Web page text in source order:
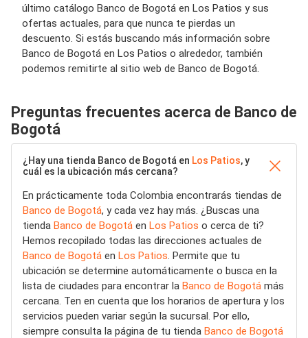
último catálogo Banco de Bogotá en Los Patios y sus
ofertas actuales, para que nunca te pierdas un
descuento. Si estás buscando más información sobre
Banco de Bogotá en Los Patios o alrededor, también
podemos remitirte al sitio web de Banco de Bogotá.
Preguntas frecuentes acerca de Banco de
Bogotá
¿Hay una tienda Banco de Bogotá en Los Patios, y
cuál es la ubicación más cercana?
En prácticamente toda Colombia encontrarás tiendas de
Banco de Bogotá, y cada vez hay más. ¿Buscas una
tienda Banco de Bogotá en Los Patios o cerca de ti?
Hemos recopilado todas las direcciones actuales de
Banco de Bogotá en Los Patios. Permite que tu
ubicación se determine automáticamente o busca en la
lista de ciudades para encontrar la Banco de Bogotá más
cercana. Ten en cuenta que los horarios de apertura y los
servicios pueden variar según la sucursal. Por ello,
siempre consulta la página de tu tienda Banco de Bogotá